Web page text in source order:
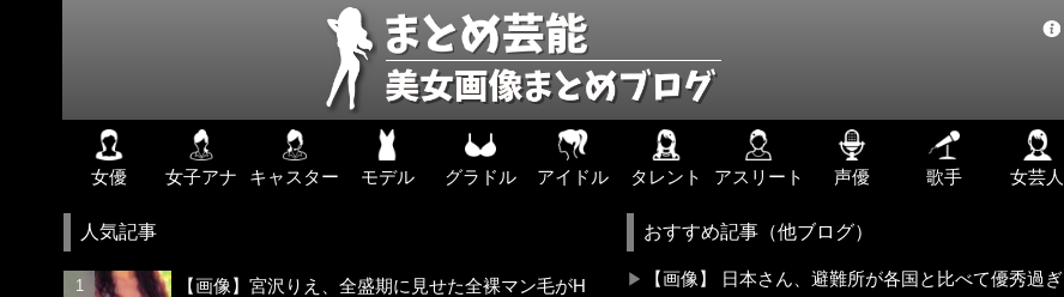
女優 女子アナ キャスター モデル グラドル アイドル タレント アスリート 声優 歌手 女芸人
おすすめ記事（他ブログ）
【画像】 日本さん、避難所が各国と比べて優秀過
人気記事
【画像】宮沢りえ、全盛期に見せた全裸マン毛がH